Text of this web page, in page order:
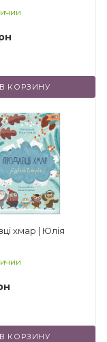
В КОРЗИНУ
хмар | Юлія
В КОРЗИНУ